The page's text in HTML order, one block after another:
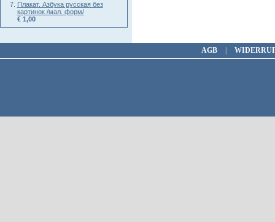
Плакат. Азбука русская без
картинок /мал. форм/
€ 1,00
AGB